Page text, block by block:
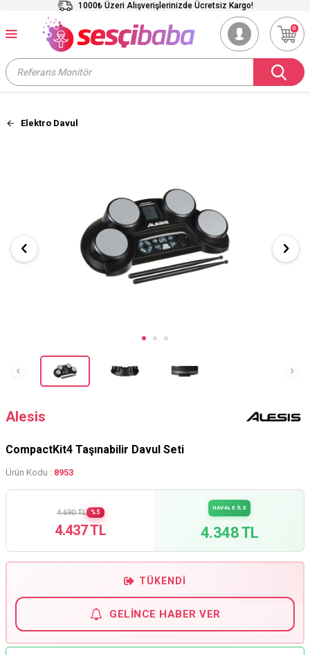
1000₺ Üzeri Alışverişlerinizde Ücretsiz Kargo!
0
Elektro Davul
Alesis
CompactKit4 Taşınabilir Davul Seti
Ürün Kodu : 8953
4.690 TL %5
4.437 TL
HAVALE İLE
4.348 TL
TÜKENDI
GELINCE HABER VER